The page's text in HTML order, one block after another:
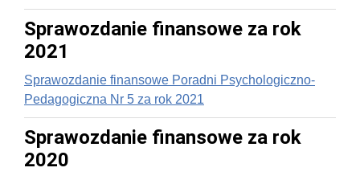
Sprawozdanie finansowe za rok
2021
Sprawozdanie finansowe Poradni Psychologiczno-
Pedagogiczna Nr 5 za rok 2021
Sprawozdanie finansowe za rok
2020